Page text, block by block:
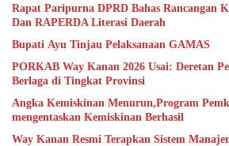
Rapat Paripurna DPRD Bahas Rancangan
Dan RAPERDA Literasi Daerah
Bupati Ayu Tinjau Pelaksanaan GAMAS
PORKAB Way Kanan 2026 Usai: Deretan
Berlaga di Tingkat Provinsi
Angka Kemiskinan Menurun,Program
mengentaskan Kemiskinan Berhasil
Way Kanan Resmi Terapkan Sistem